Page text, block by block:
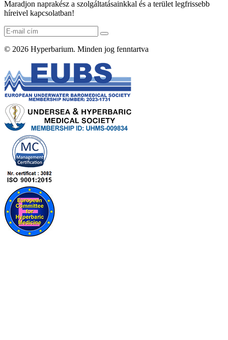
Maradjon naprakész a szolgáltatásainkkal és a terület legfrissebb
híreivel kapcsolatban!
© 2026 Hyperbarium. Minden jog fenntartva